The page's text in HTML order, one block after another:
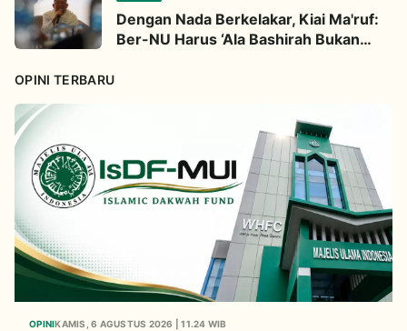
Dengan Nada Berkelakar, Kiai Ma'ruf:
Ber-NU Harus ‘Ala Bashirah Bukan
OPINI TERBARU
OPINIKAMIS, 6 AGUSTUS 2026 | 11.24 WIB